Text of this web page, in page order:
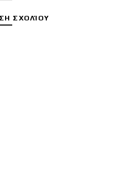
ΣΧΟΛΊΟΥ